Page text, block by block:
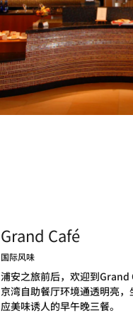
Grand Café
国际风味
浦安之旅前后，欢迎到
京湾自助餐厅环境通透明亮
应美味诱人的早午晚三餐。